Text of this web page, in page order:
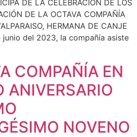
DE LA CELEBRACIÓN DE LOS
DE LA OCTAVA COMPAÑÍA
HERMANA DE CANJE
junio del 2023, la compañía asiste
COMPAÑÍA EN
ANIVERSARIO
NOVENO